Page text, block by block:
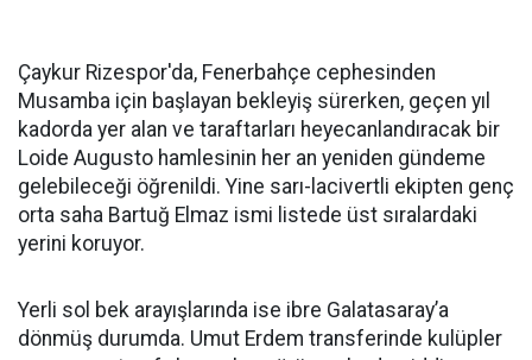
Çaykur Rizespor'da, Fenerbahçe cephesinden
Musamba için başlayan bekleyiş sürerken, geçen yıl
kadorda yer alan ve taraftarları heyecanlandıracak bir
Loide Augusto hamlesinin her an yeniden gündeme
gelebileceği öğrenildi. Yine sarı-lacivertli ekipten genç
orta saha Bartuğ Elmaz ismi listede üst sıralardaki
yerini koruyor.
Yerli sol bek arayışlarında ise ibre Galatasaray’a
dönmüş durumda. Umut Erdem transferinde kulüpler